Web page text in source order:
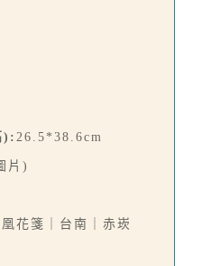
): 26.5*38.6cm
片)
花箋｜台南｜赤崁